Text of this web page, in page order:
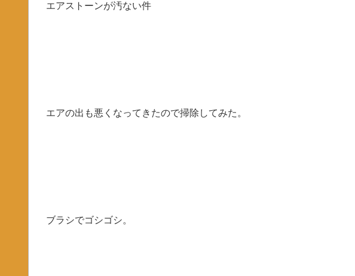
エアストーンが汚ない件
エアの出も悪くなってきたので掃除してみた。
ブラシでゴシゴシ。